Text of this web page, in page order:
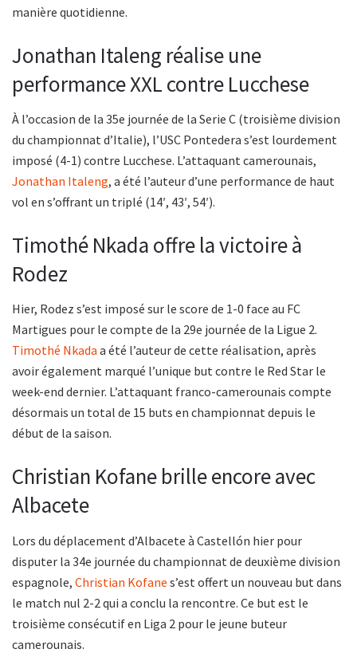
manière quotidienne.
Jonathan Italeng réalise une
performance XXL contre Lucchese
À l’occasion de la 35e journée de la Serie C (troisième division
du championnat d’Italie), l’USC Pontedera s’est lourdement
imposé (4-1) contre Lucchese. L’attaquant camerounais,
Jonathan Italeng, a été l’auteur d’une performance de haut
vol en s’offrant un triplé (14′, 43′, 54′).
Timothé Nkada offre la victoire à
Rodez
Hier, Rodez s’est imposé sur le score de 1-0 face au FC
Martigues pour le compte de la 29e journée de la Ligue 2.
Timothé Nkada a été l’auteur de cette réalisation, après
avoir également marqué l’unique but contre le Red Star le
week-end dernier. L’attaquant franco-camerounais compte
désormais un total de 15 buts en championnat depuis le
début de la saison.
Christian Kofane brille encore avec
Albacete
Lors du déplacement d’Albacete à Castellón hier pour
disputer la 34e journée du championnat de deuxième division
espagnole, Christian Kofane s’est offert un nouveau but dans
le match nul 2-2 qui a conclu la rencontre. Ce but est le
troisième consécutif en Liga 2 pour le jeune buteur
camerounais.